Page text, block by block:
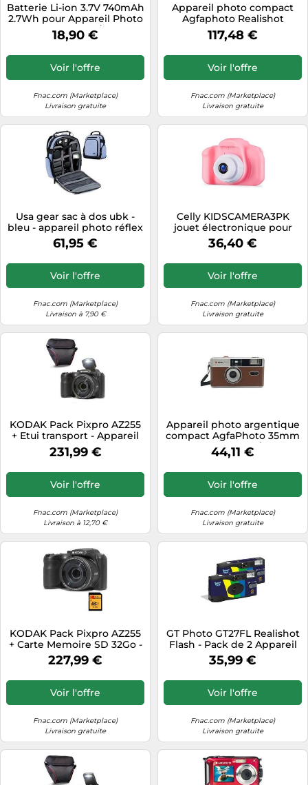
Batterie Li-ion 3.7V 740mAh
2.7Wh pour Appareil Photo
Olympus LI-40B / LI-42B
Avizar Blanc Blanc
18,90 €
Voir l'offre
Fnac.com (Marketplace)
Livraison gratuite
Appareil photo compact
Agfaphoto Realishot
DC9200 Noir Noir G
117,48 €
Voir l'offre
Fnac.com (Marketplace)
Livraison gratuite
Usa gear sac à dos ubk -
bleu - appareil photo réflex
intérieur ajustable Bleu G
61,95 €
Voir l'offre
Fnac.com (Marketplace)
Livraison à 7,90 €
Celly KIDSCAMERA3PK
jouet électronique pour
enfants Appareil photo
numérique pour enfants G
36,40 €
Voir l'offre
Fnac.com (Marketplace)
Livraison gratuite
KODAK Pack Pixpro AZ255
+ Etui transport - Appareil
Photo Bridge Numerique
Astro Zoom 16 MP, Zoom
Video Full HD 1080p, Grand
angle 24 mm, Ecran LCD 3
231,99 €
Voir l'offre
Fnac.com (Marketplace)
Livraison à 12,70 €
Appareil photo argentique
compact AgfaPhoto 35mm
Réutilisable Silver/Marron
Marron G
44,11 €
Voir l'offre
Fnac.com (Marketplace)
Livraison gratuite
KODAK Pack Pixpro AZ255
+ Carte Memoire SD 32Go -
Appareil Photo Bridge
Numerique Astro Zoom
16MP, Zoom Optique 25X,
Stabilisateur, Video Full HD,
Grand angle 24 mm, Ecran
227,99 €
Voir l'offre
Fnac.com (Marketplace)
Livraison gratuite
GT Photo GT27FL Realishot
Flash - Pack de 2 Appareil
Photo Jetable 35mm avec
Flash, 27 Poses, Ideal pour
Évenements, Voyages et
Souvenirs, Compact, Leger
et Facile à Utiliser - Gris
35,99 €
Voir l'offre
Fnac.com (Marketplace)
Livraison gratuite